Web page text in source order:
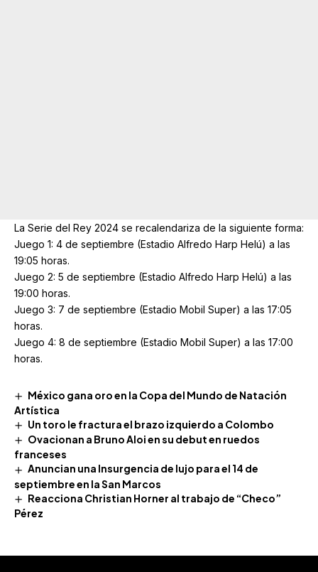
La Serie del Rey 2024 se recalendariza de la siguiente forma:
Juego 1: 4 de septiembre (Estadio Alfredo Harp Helú) a las
19:05 horas.
Juego 2: 5 de septiembre (Estadio Alfredo Harp Helú) a las
19:00 horas.
Juego 3: 7 de septiembre (Estadio Mobil Super) a las 17:05
horas.
Juego 4: 8 de septiembre (Estadio Mobil Super) a las 17:00
horas.
México gana oro en la Copa del Mundo de Natación
Artística
Un toro le fractura el brazo izquierdo a Colombo
Ovacionan a Bruno Aloi en su debut en ruedos
franceses
Anuncian una Insurgencia de lujo para el 14 de
septiembre en la San Marcos
Reacciona Christian Horner al trabajo de “Checo”
Pérez